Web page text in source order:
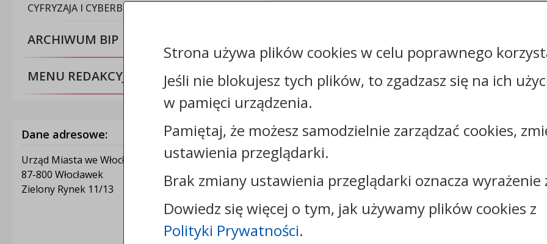
CYFRYZAJA I CYBERBEZPIECZEŃSTWO
ARCHIWUM BIP
MENU REDAKCYJNE
Dane adresowe:
Urząd Miasta we Włocławku
87-800 Włocławek
Zielony Rynek 11/13
Kontakt:
tel.:+48544144000
faks: +48544144444
e-mail:poczta@um.wloclawek.pl
skrytka ePUAP: /umwloclawek/SkrytkaESP lub
/umwloclawek/skrytka
strona www:
Strona używa plików cookies w celu poprawnego
Jeśli nie blokujesz tych plików, to zgadzasz się na ich
w pamięci urządzenia.
Pamiętaj, że możesz samodzielnie zarządzać cookies,
ustawienia przeglądarki.
Brak zmiany ustawienia przeglądarki oznacza wyrażenie
Dowiedz się więcej o tym, jak używamy plików cookies z
Polityki Prywatności.